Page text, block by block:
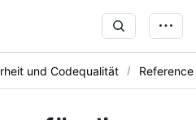
und Codequalität Reference